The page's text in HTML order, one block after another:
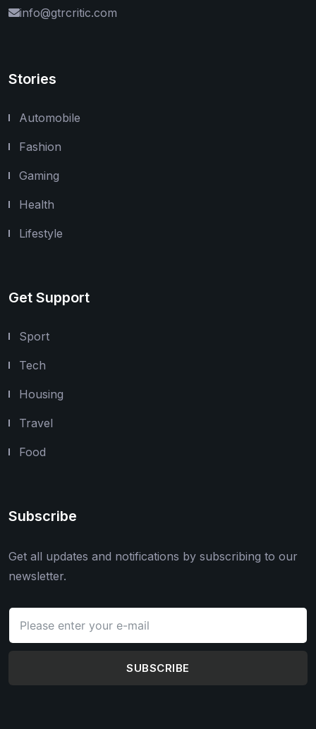
info@gtrcritic.com
Stories
Automobile
Fashion
Gaming
Health
Lifestyle
Get Support
Sport
Tech
Housing
Travel
Food
Subscribe
Get all updates and notifications by subscribing to our
newsletter.
SUBSCRIBE